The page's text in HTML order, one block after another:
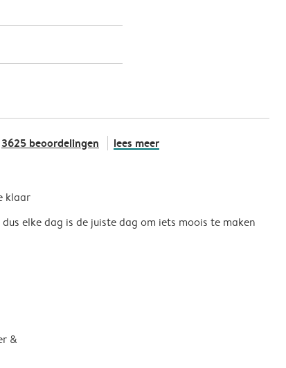
3625 beoordelingen lees meer
klaar
elke dag is de juiste dag om iets moois te maken
&